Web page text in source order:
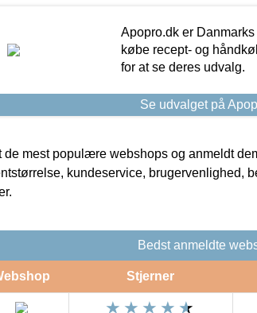
Apopro.dk er
købe recept- og
for at se deres udvalg.
Se udvalget på
de mest populære webshops og anmeldt
kundeservice, brugervenlighed,
Bedst anmeldte
Stjerner